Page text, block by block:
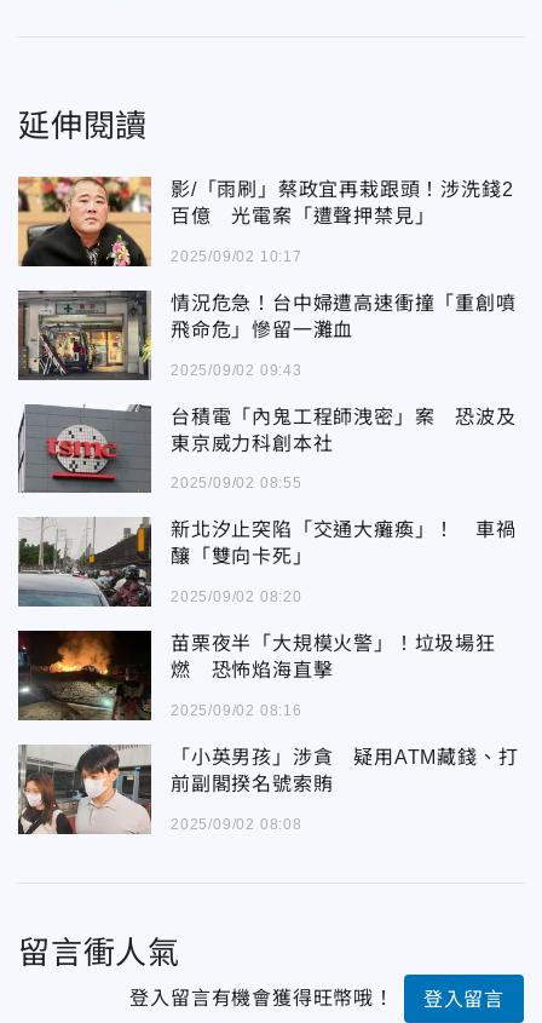
延伸閱讀
影/「雨刷」蔡政宜再栽跟頭！涉洗錢2
百億 光電案「遭聲押禁見」
2025/09/02 10:17
情況危急！台中婦遭高速衝撞「重創噴
飛命危」慘留一灘血
2025/09/02 09:43
台積電「內鬼工程師洩密」案 恐波及
東京威力科創本社
2025/09/02 08:55
新北汐止突陷「交通大癱瘓」！ 車禍
釀「雙向卡死」
2025/09/02 08:20
苗栗夜半「大規模火警」！垃圾場狂
燃 恐怖焰海直擊
2025/09/02 08:16
「小英男孩」涉貪 疑用ATM藏錢、打
前副閣揆名號索賄
2025/09/02 08:08
留言衝人氣
登入留言有機會獲得旺幣哦！ 登入留言